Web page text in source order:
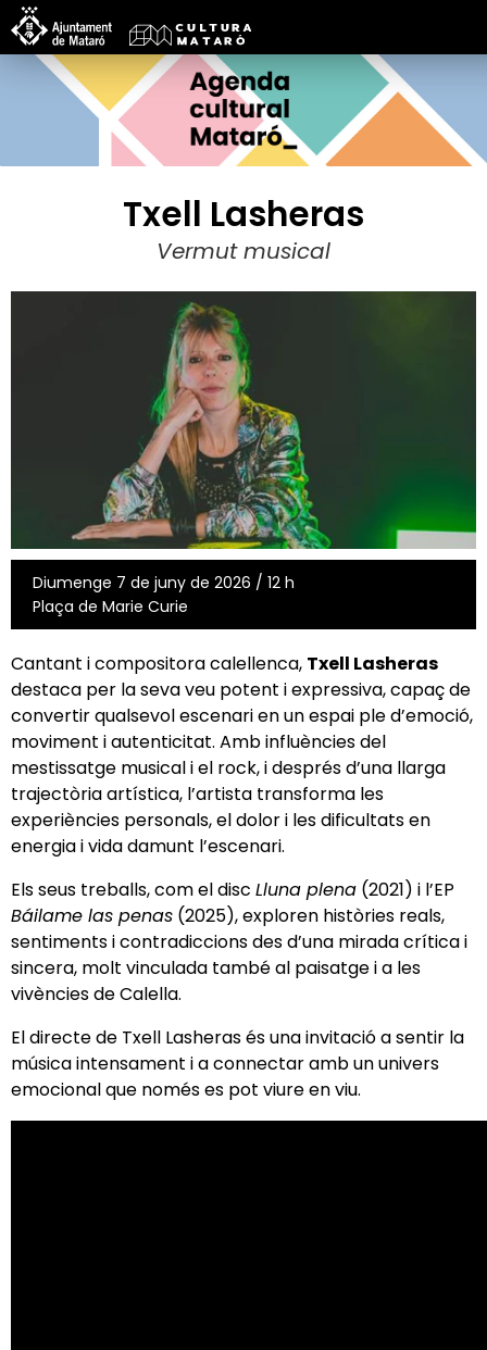
Txell Lasheras
Vermut musical
Diumenge 7 de juny de 2026 / 12 h
Plaça de Marie Curie
Cantant i compositora calellenca, Txell Lasheras
destaca per la seva veu potent i expressiva, capaç de
convertir qualsevol escenari en un espai ple d’emoció,
moviment i autenticitat. Amb influències del
mestissatge musical i el rock, i després d’una llarga
trajectòria artística, l’artista transforma les
experiències personals, el dolor i les dificultats en
energia i vida damunt l’escenari.
Els seus treballs, com el disc Lluna plena (2021) i l’EP
Báilame las penas (2025), exploren històries reals,
sentiments i contradiccions des d’una mirada crítica i
sincera, molt vinculada també al paisatge i a les
vivències de Calella.
El directe de Txell Lasheras és una invitació a sentir la
música intensament i a connectar amb un univers
emocional que només es pot viure en viu.